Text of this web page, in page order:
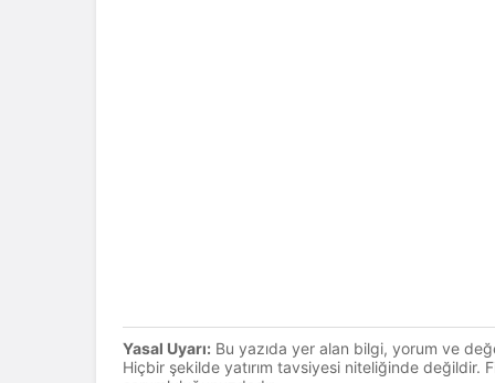
Yasal Uyarı: Bu yazıda yer alan bilgi, yorum ve
Hiçbir şekilde yatırım tavsiyesi niteliğinde değildir.